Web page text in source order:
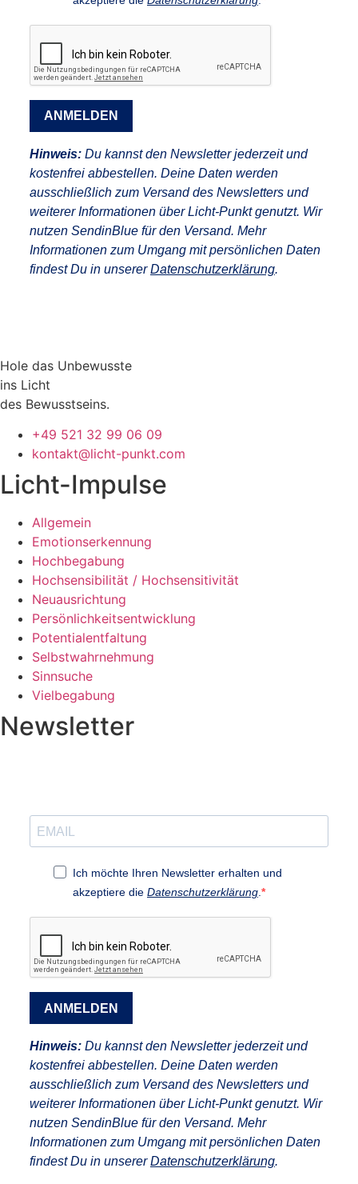
ANMELDEN
Hinweis: Du kannst den Newsletter jederzeit und
kostenfrei abbestellen. Deine Daten werden
ausschließlich zum Versand des Newsletters und
weiterer Informationen über Licht-Punkt genutzt. Wir
nutzen SendinBlue für den Versand. Mehr
Informationen zum Umgang mit persönlichen Daten
findest Du in unsererDatenschutzerklärung.
Hole das Unbewusste
ins Licht
des Bewusstseins.
+49 521 32 99 06 09
kontakt@licht-punkt.com
Licht-Impulse
Allgemein
Emotionserkennung
Hochbegabung
Hochsensibilität / Hochsensitivität
Neuausrichtung
Persönlichkeitsentwicklung
Potentialentfaltung
Selbstwahrnehmung
Sinnsuche
Vielbegabung
Newsletter
Ich möchte Ihren Newsletter erhalten und
akzeptiere die Datenschutzerklärung.
ANMELDEN
Hinweis: Du kannst den Newsletter jederzeit und
kostenfrei abbestellen. Deine Daten werden
ausschließlich zum Versand des Newsletters und
weiterer Informationen über Licht-Punkt genutzt. Wir
nutzen SendinBlue für den Versand. Mehr
Informationen zum Umgang mit persönlichen Daten
findest Du in unsererDatenschutzerklärung.